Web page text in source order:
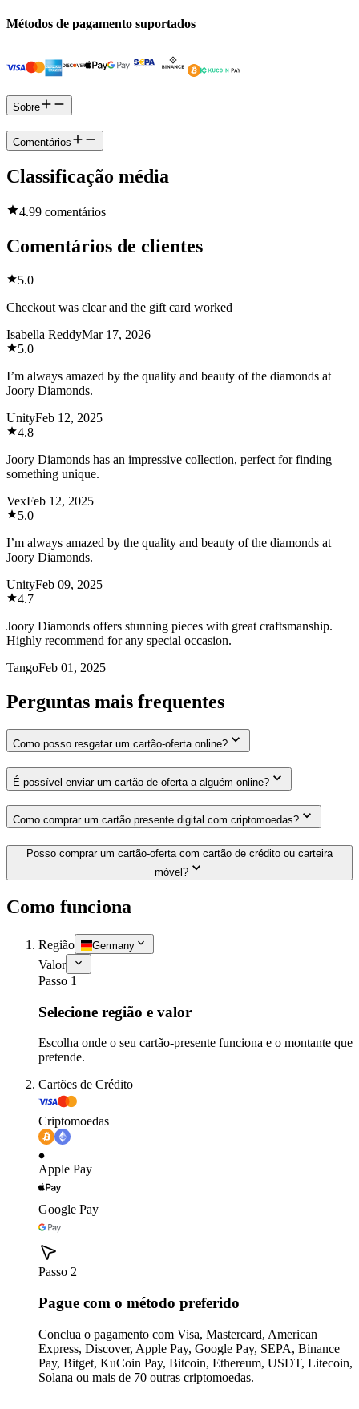
Métodos de pagamento suportados
Sobre
Comentários
Classificação média
4.99 comentários
Comentários de clientes
5.0
Checkout was clear and the gift card worked
Isabella ReddyMar 17, 2026
5.0
I’m always amazed by the quality and beauty of the diamonds at
Joory Diamonds.
UnityFeb 12, 2025
4.8
Joory Diamonds has an impressive collection, perfect for finding
something unique.
VexFeb 12, 2025
5.0
I’m always amazed by the quality and beauty of the diamonds at
Joory Diamonds.
UnityFeb 09, 2025
4.7
Joory Diamonds offers stunning pieces with great craftsmanship.
Highly recommend for any special occasion.
TangoFeb 01, 2025
Perguntas mais frequentes
Como posso resgatar um cartão-oferta online?
É possível enviar um cartão de oferta a alguém online?
Como comprar um cartão presente digital com criptomoedas?
Posso comprar um cartão-oferta com cartão de crédito ou carteira
móvel?
Como funciona
Região Germany
Valor
Passo 1
Selecione região e valor
Escolha onde o seu cartão-presente funciona e o montante que
pretende.
Cartões de Crédito
Criptomoedas
Apple Pay
Google Pay
Passo 2
Pague com o método preferido
Conclua o pagamento com Visa, Mastercard, American
Express, Discover, Apple Pay, Google Pay, SEPA, Binance
Pay, Bitget, KuCoin Pay, Bitcoin, Ethereum, USDT, Litecoin,
Solana ou mais de 70 outras criptomoedas.